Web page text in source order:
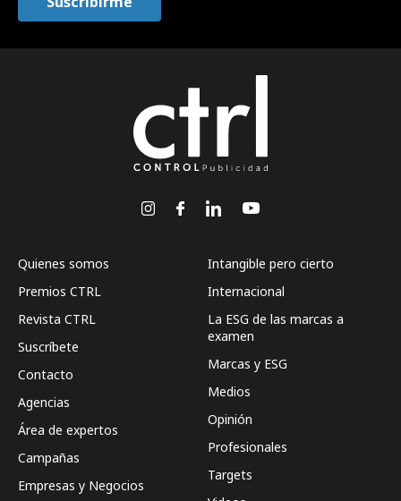
Quienes somos
Premios CTRL
Revista CTRL
Suscríbete
Contacto
Agencias
Área de expertos
Campañas
Empresas y Negocios
Intangible pero cierto
Internacional
La ESG de las marcas a
examen
Marcas y ESG
Medios
Opinión
Profesionales
Targets